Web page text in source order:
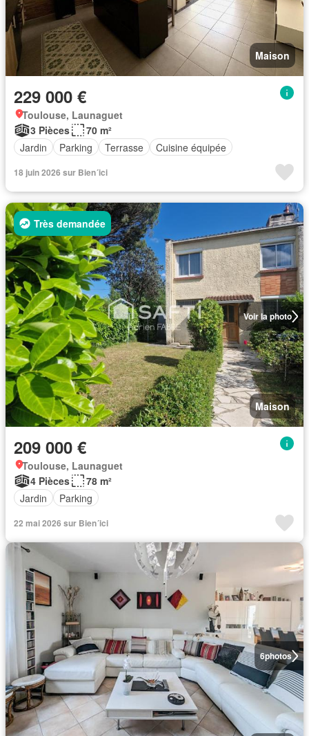
Maison
229 000 €
Toulouse, Launaguet
3 Pièces
70 m²
Jardin
Parking Terrasse Cuisine équipée
18 juin 2026 sur Bien´ici
Voir la photo
Très demandée
Maison
209 000 €
Toulouse, Launaguet
4 Pièces
78 m²
Jardin
Parking
22 mai 2026 sur Bien´ici
6photos